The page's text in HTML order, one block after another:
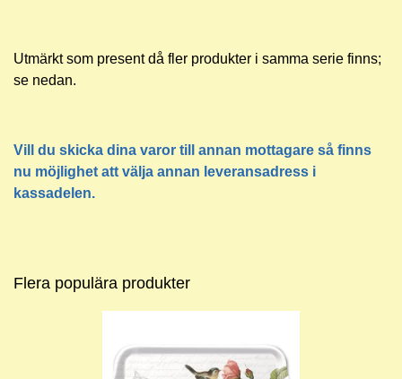
Utmärkt som present då fler produkter i samma serie finns;
se nedan.
Vill du skicka dina varor till annan mottagare så finns
nu möjlighet att välja annan leveransadress i
kassadelen.
Flera populära produkter